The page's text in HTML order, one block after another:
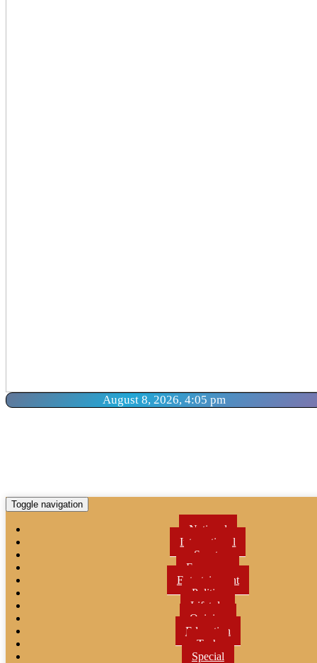
August 8, 2026, 4:05 pm
Toggle navigation
National
International
Sports
Economy
Entertainment
Politics
Lifetyle
Opinion
Education
Tech
Special